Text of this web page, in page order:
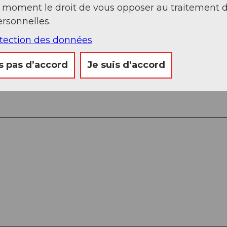
Holderen (1116 m) - Düssen (1300 m) - Rigi
le droit de vous opposer au traitement
des données
pas d’accord Je suis d’accord